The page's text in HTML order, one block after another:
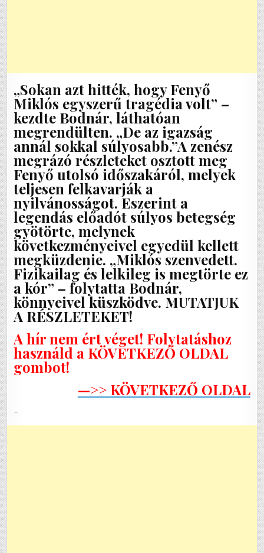
„Sokan azt hitték, hogy Fenyő
Miklós egyszerű tragédia volt” –
kezdte Bodnár, láthatóan
megrendülten. „De az igazság
annál sokkal súlyosabb.”A zenész
megrázó részleteket osztott meg
Fenyő utolsó időszakáról, melyek
teljesen felkavarják a
nyilvánosságot. Eszerint a
legendás előadót súlyos betegség
gyötörte, melynek
következményeivel egyedül kellett
megküzdenie. „Miklós szenvedett.
Fizikailag és lelkileg is megtörte ez
a kór” – folytatta Bodnár,
könnyeivel küszködve. MUTATJUK
A RÉSZLETEKET!
A hír nem ért véget! Folytatáshoz
használd a KÖVETKEZŐ OLDAL
gombot!
—>> KÖVETKEZŐ OLDAL
–